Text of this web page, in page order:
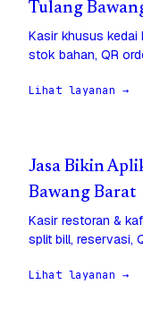
Tulang
Kasir khusus
stok bahan, QR
Lihat layanan →
Jasa Bikin
Bawang Barat
Kasir restoran &
split bill, reservasi,
Lihat layanan →